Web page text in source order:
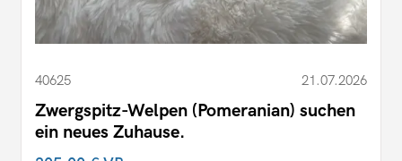
40625 21.07.2026
Zwergspitz-Welpen (Pomeranian) suchen
ein neues Zuhause.